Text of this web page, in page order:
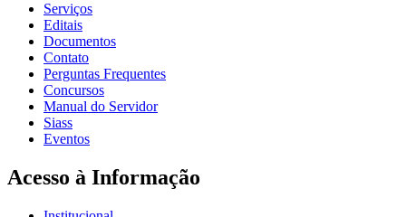
Serviços
Editais
Documentos
Contato
Perguntas Frequentes
Concursos
Manual do Servidor
Siass
Eventos
Acesso à Informação